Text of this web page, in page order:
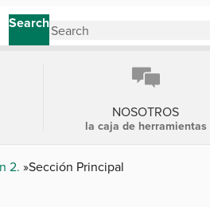
Search
NOSOTROS
la caja de herramientas
2. Sección Principal